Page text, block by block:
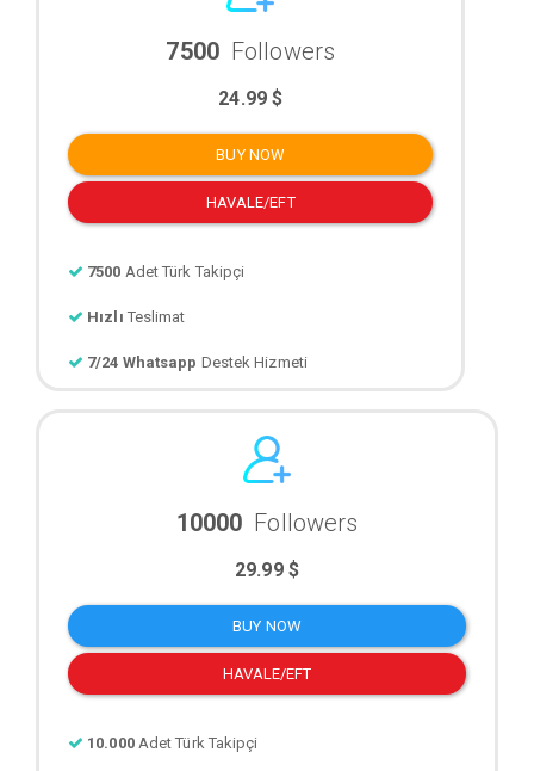
7500 Followers
24.99 $
BUY NOW
HAVALE/EFT
7500 Adet Türk Takipçi
Hızlı Teslimat
7/24 Whatsapp Destek Hizmeti
10000 Followers
29.99 $
BUY NOW
HAVALE/EFT
10.000 Adet Türk Takipçi